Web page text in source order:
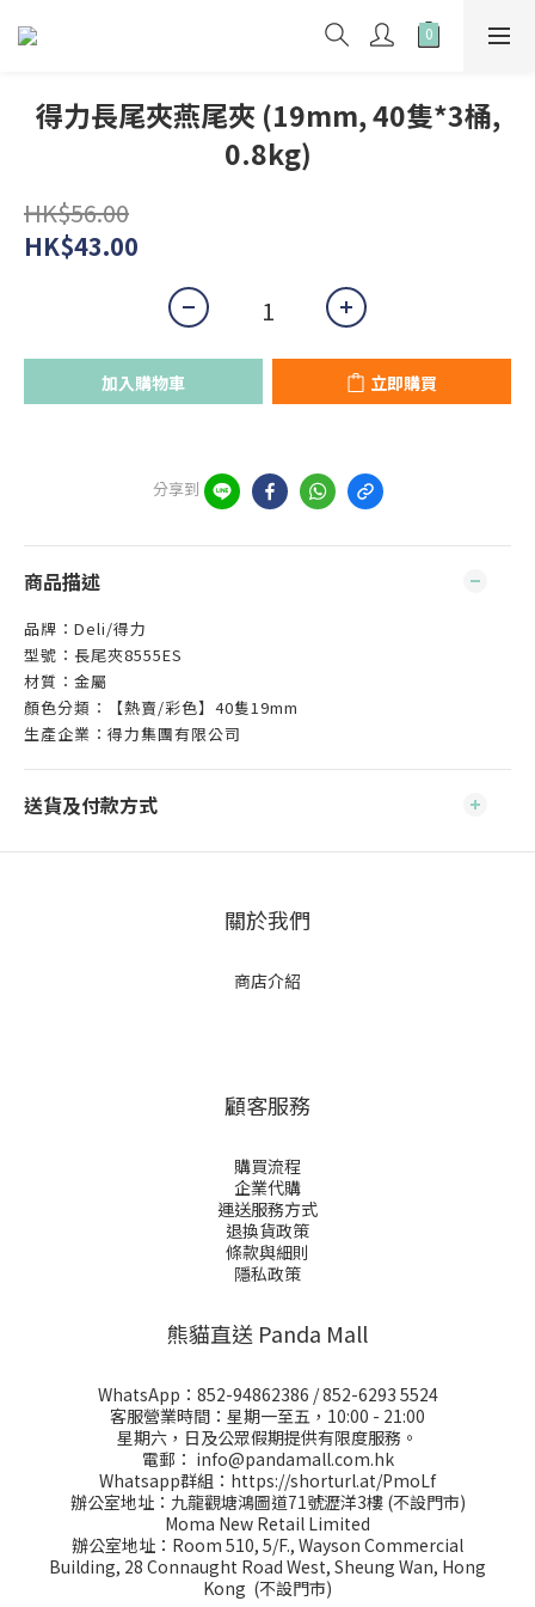
得力長尾夾燕尾夾 (19mm, 40隻*3桶,
0.8kg)
HK$56.00
HK$43.00
加入購物車 立即購買
分享到
商品描述
品牌：Deli/得力
型號：長尾夾8555ES
材質：金屬
顏色分類：【熱賣/彩色】40隻19mm
生產企業：得力集團有限公司
送貨及付款方式
關於我們
商店介紹
顧客服務
購買流程
企業代購
運送服務方式
退換貨政策
條款與細則
隱私政策
熊貓直送 Panda Mall
WhatsApp： 852-94862386 /852-6293 5524
客服營業時間：星期一至五，10:00 - 21:00
星期六，日及公眾假期提供有限度服務。
電郵： info@pandamall.com.hk
Whatsapp群組： https://shorturl.at/PmoLf
辦公室地址：九龍觀塘鴻圖道71號瀝洋3樓 (不設門市)
Moma New Retail Limited
辦公室地址：Room 510, 5/F., Wayson Commercial
Building, 28 Connaught Road West, Sheung Wan, Hong
Kong (不設門市)